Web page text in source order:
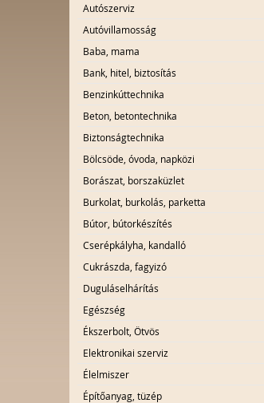
Autószerviz
Autóvillamosság
Baba, mama
Bank, hitel, biztosítás
Benzinkúttechnika
Beton, betontechnika
Biztonságtechnika
Bölcsöde, óvoda, napközi
Borászat, borszaküzlet
Burkolat, burkolás, parketta
Bútor, bútorkészítés
Cserépkályha, kandalló
Cukrászda, fagyizó
Duguláselhárítás
Egészség
Ékszerbolt, Ötvös
Elektronikai szerviz
Élelmiszer
Építőanyag, tüzép